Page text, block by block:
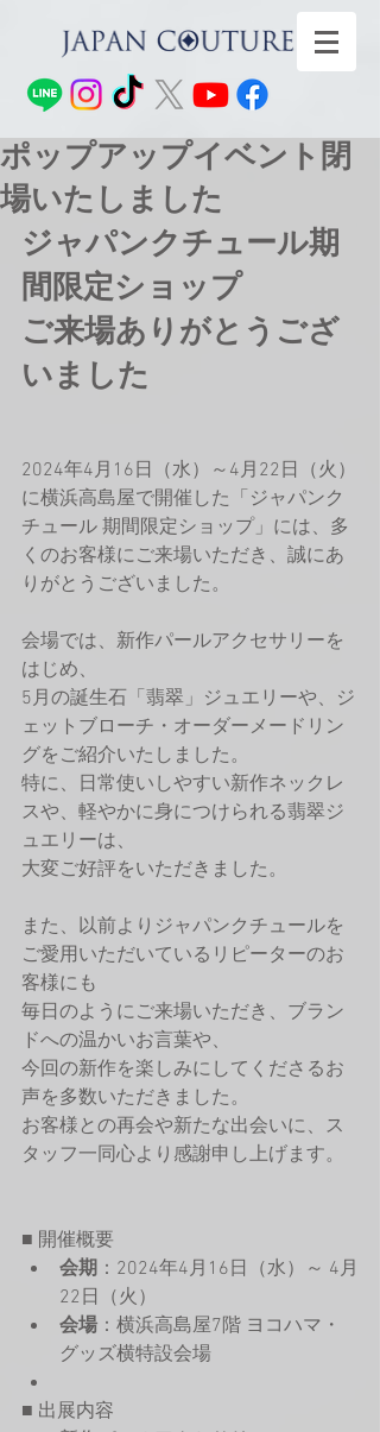
ポップアップイベント閉
場いたしました
ジャパンクチュール期
間限定ショップ
ご来場ありがとうござ
いました
2024年4月16日（水）～4月22日（火）
に横浜高島屋で開催した「ジャパンク
チュール 期間限定ショップ」には、多
くのお客様にご来場いただき、誠にあ
りがとうございました。
会場では、新作パールアクセサリーを
はじめ、
5月の誕生石「翡翠」ジュエリーや、ジ
ェットブローチ・オーダーメードリン
グをご紹介いたしました。
特に、日常使いしやすい新作ネックレ
スや、軽やかに身につけられる翡翠ジ
ュエリーは、
大変ご好評をいただきました。
また、以前よりジャパンクチュールを
ご愛用いただいているリピーターのお
客様にも
毎日のようにご来場いただき、ブラン
ドへの温かいお言葉や、
今回の新作を楽しみにしてくださるお
声を多数いただきました。
お客様との再会や新たな出会いに、ス
タッフ一同心より感謝申し上げます。
■ 開催概要
会期 ：2024年4月16日（水）～ 4月
22日（火）
会場 ：横浜高島屋7階 ヨコハマ・
グッズ横特設会場
■ 出展内容